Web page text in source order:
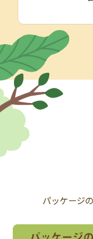
パッケージ